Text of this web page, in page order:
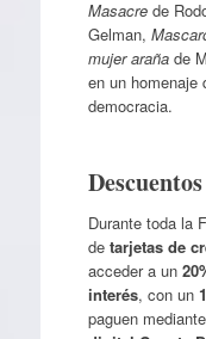
Masacrede
Gelman,
mujer arañade
en un homenaje
democracia.
Durante toda la
de tarjetas de
acceder a un
interés, con un
paguen mediante